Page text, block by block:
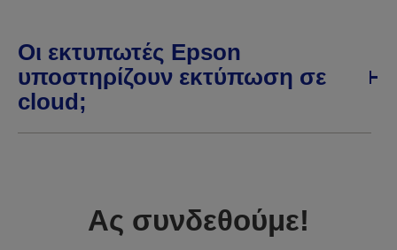
Οι εκτυπωτές Epson
υποστηρίζουν εκτύπωση σε
cloud;
Ας συνδεθούμε!